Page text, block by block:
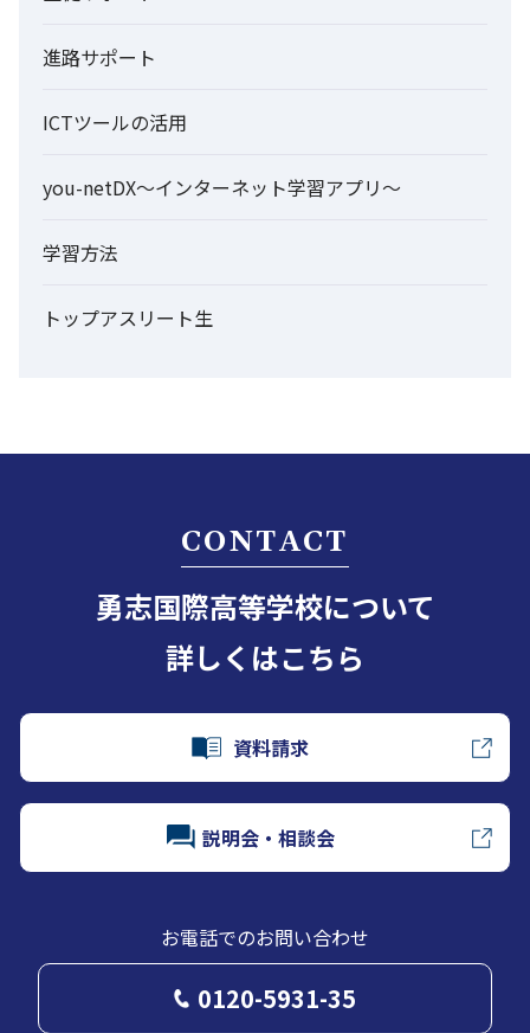
進路サポート
ICTツールの活用
you-netDX～インターネット学習アプリ～
学習方法
トップアスリート生
CONTACT
勇志国際高等学校について
詳しくはこちら
資料請求
説明会・相談会
お電話でのお問い合わせ
0120-5931-35